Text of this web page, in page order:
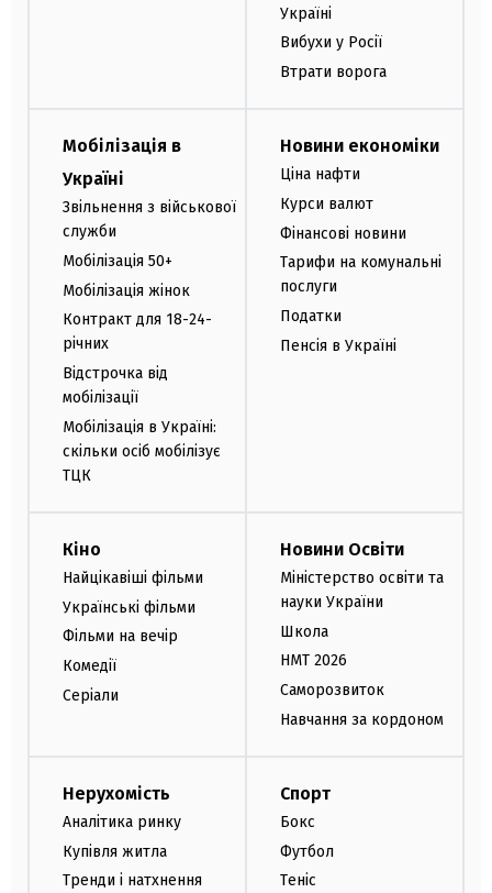
Україні
Вибухи у Росії
Втрати ворога
Мобілізація в
Україні
Звільнення з військової
служби
Мобілізація 50+
Мобілізація жінок
Контракт для 18-24-
річних
Відстрочка від
мобілізації
Мобілізація в Україні:
скільки осіб мобілізує
ТЦК
Новини економіки
Ціна нафти
Курси валют
Фінансові новини
Тарифи на комунальні
послуги
Податки
Пенсія в Україні
Кіно
Найцікавіші фільми
Українські фільми
Фільми на вечір
Комедії
Серіали
Новини Освіти
Міністерство освіти та
науки України
Школа
НМТ 2026
Саморозвиток
Навчання за кордоном
Нерухомість
Аналітика ринку
Купівля житла
Тренди і натхнення
Спорт
Бокс
Футбол
Теніс